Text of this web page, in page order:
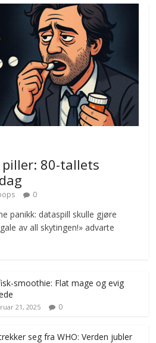
stopper flytrafikken i Stockholm,
mistenker MDG
6, 2025 No Comments
innfører nullvisjon for nedbør
23, 2026 No Comments
80-tallets
0
panikk: dataspill skulle gjøre
av all skytingen!» advarte
smoothie: Flat mage og evig
21, 2025 0
seg fra WHO: Verden jubler